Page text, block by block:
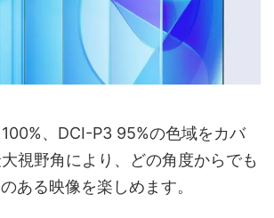
、DCI-P3 95%の色域をカバ
視野角により、どの角度からでも
ある映像を楽しめます。